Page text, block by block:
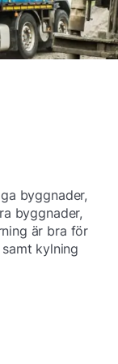
byggnader,
byggnader,
är bra för
kylning